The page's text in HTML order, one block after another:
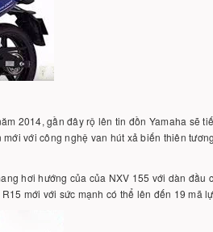
2014, gần đây rộ lên tin đồn Yamaha sẽ
với công nghệ van hút xả biến thiên
hơi hướng của của NXV 155 với dàn đầu
mới với sức mạnh có thể lên đến 19 mã